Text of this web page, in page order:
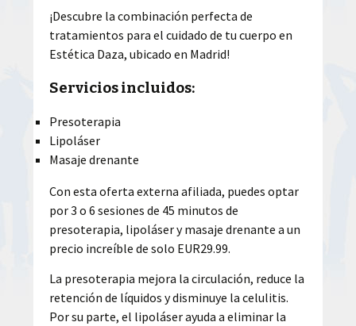
¡Descubre la combinación perfecta de
tratamientos para el cuidado de tu cuerpo en
Estética Daza, ubicado en Madrid!
Servicios incluidos:
Presoterapia
Lipoláser
Masaje drenante
Con esta oferta externa afiliada, puedes optar
por 3 o 6 sesiones de 45 minutos de
presoterapia, lipoláser y masaje drenante a un
precio increíble de solo EUR29.99.
La presoterapia mejora la circulación, reduce la
retención de líquidos y disminuye la celulitis.
Por su parte, el lipoláser ayuda a eliminar la